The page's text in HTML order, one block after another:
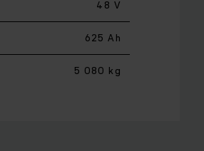
48 V
625 Ah
5 080 kg